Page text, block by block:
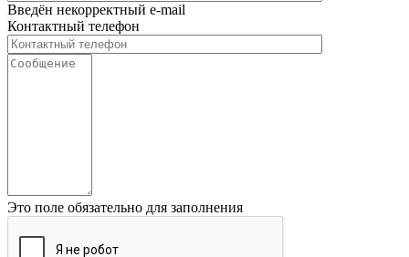
Введён некорректный e-mail
Контактный телефон
Это поле обязательно для заполнения